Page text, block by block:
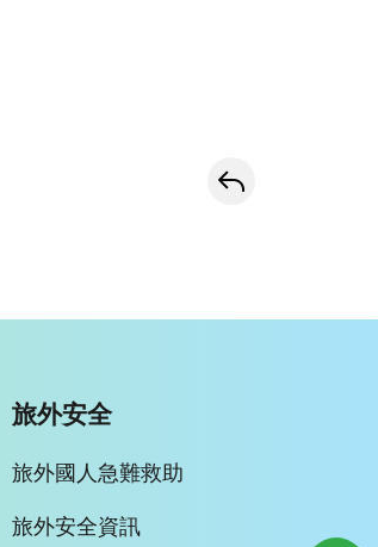
旅外安全
旅外國人急難救助
旅外安全資訊